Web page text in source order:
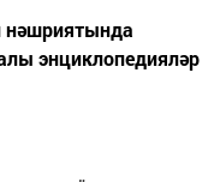
нәшриятында
энциклопедияләр